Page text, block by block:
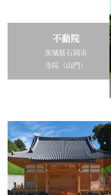
不動院
茨城県石岡市
寺院（山門）